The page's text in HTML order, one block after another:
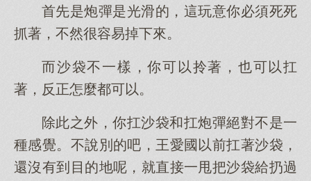
首先是炮彈是光滑的，這玩意你必須死死
抓著，不然很容易掉下來。
而沙袋不一樣，你可以拎著，也可以扛
著，反正怎麼都可以。
除此之外，你扛沙袋和扛炮彈絕對不是一
種感覺。不說別的吧，王愛國以前扛著沙袋，
還沒有到目的地呢，就直接一甩把沙袋給扔過